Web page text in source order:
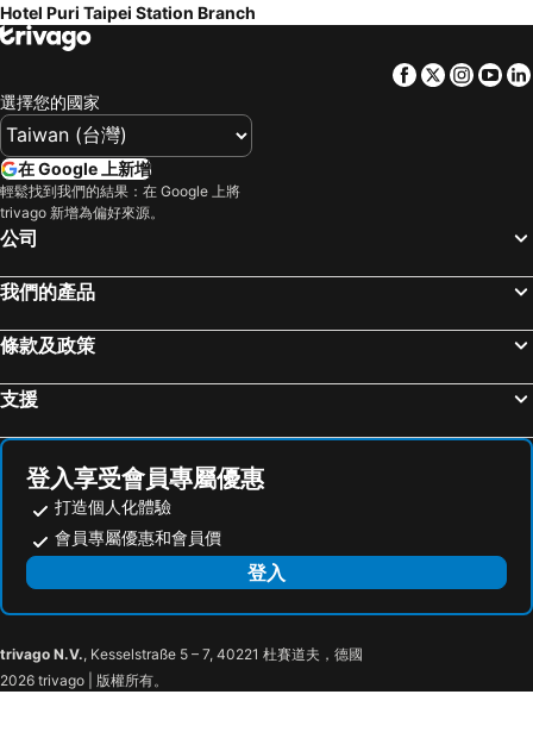
Hotel Puri Taipei Station Branch
Facebook
Twitter
選擇您的國家
在 Google 上新增
輕鬆找到我們的結果：在 Google 上將
trivago 新增為偏好來源。
公司
我們的產品
條款及政策
支援
登入享受會員專屬優惠
打造個人化體驗
會員專屬優惠和會員價
登入
trivago N.V., Kesselstraße 5 – 7, 40221 杜賽道夫，德國
2026 trivago | 版權所有。